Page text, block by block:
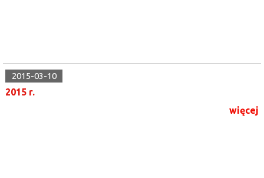
2015-03-10
2015 r.
więcej